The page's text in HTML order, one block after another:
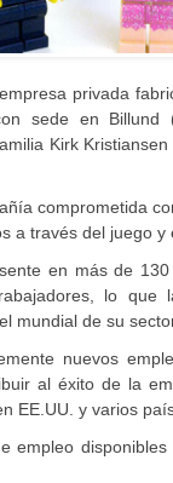
privada
sede en Billund
Kirk
comprometida
a través del juego y
en más de
lo que
mundial de su
nuevos
al éxito de la
EE.UU. y varios
empleo disponibles